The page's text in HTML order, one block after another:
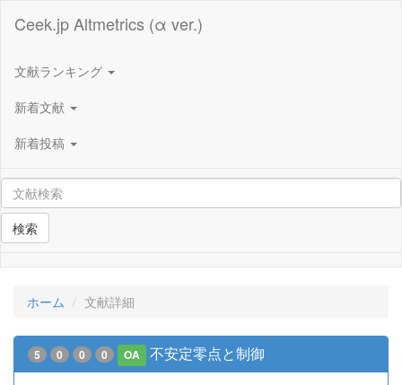
Ceek.jp Altmetrics (α ver.)
文献ランキング
新着文献
新着投稿
検索
ホーム 文献詳細
5 0 0 0 OA 不安定零点と制御